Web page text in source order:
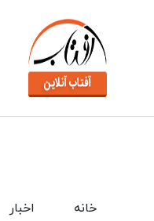
اخبار خانه